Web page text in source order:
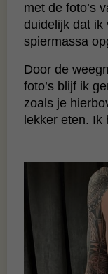
met de foto’s
duidelijk dat ik
spiermassa
Door de
foto’s blijf ik
zoals je
lekker eten.